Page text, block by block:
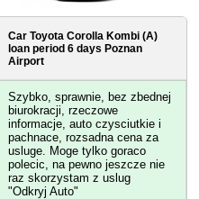
Car Toyota Corolla Kombi (A)
loan period 6 daysPoznan
Airport
Szybko, sprawnie, bez zbednej
biurokracji, rzeczowe
informacje, auto czysciutkie i
pachnace, rozsadna cena za
usluge. Moge tylko goraco
polecic, na pewno jeszcze nie
raz skorzystam z uslug
"Odkryj Auto"